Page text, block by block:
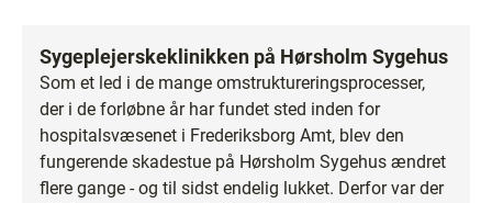
Sygeplejerskeklinikken på Hørsholm Sygehus
Som et led i de mange omstruktureringsprocesser,
der i de forløbne år har fundet sted inden for
hospitalsvæsenet i Frederiksborg Amt, blev den
fungerende skadestue på Hørsholm Sygehus ændret
flere gange - og til sidst endelig lukket. Derfor var der